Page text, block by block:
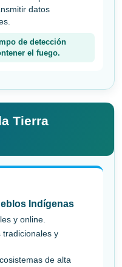
datos
de detección
el fuego.
Tierra
Indígenas
y online.
tradicionales y
de alta